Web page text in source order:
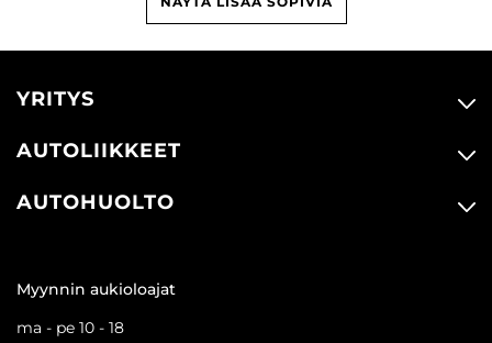
YRITYS
AUTOLIIKKEET
AUTOHUOLTO
Myynnin aukioloajat
ma - pe 10 - 18